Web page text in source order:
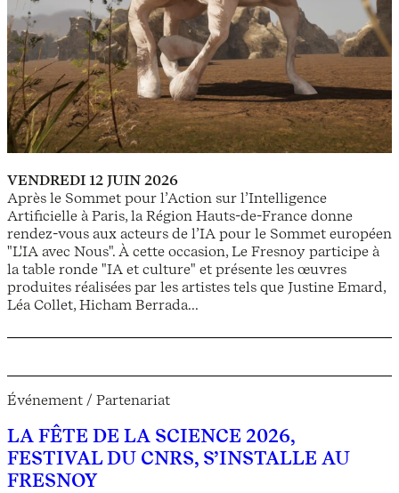
VENDREDI 12 JUIN 2026
Après le Sommet pour l’Action sur l’Intelligence
Artificielle à Paris, la Région Hauts-de-France donne
rendez-vous aux acteurs de l’IA pour le Sommet européen
"L'IA avec Nous". À cette occasion, Le Fresnoy participe à
la table ronde "IA et culture" et présente les œuvres
produites réalisées par les artistes tels que Justine Emard,
Léa Collet, Hicham Berrada...
Événement / Partenariat
LA FÊTE DE LA SCIENCE 2026,
FESTIVAL DU CNRS, S’INSTALLE AU
FRESNOY